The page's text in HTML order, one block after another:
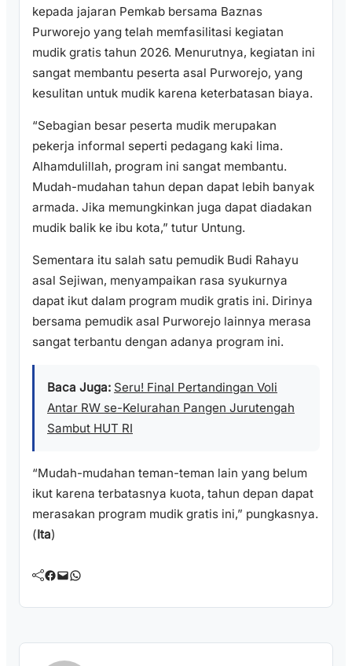
kepada jajaran Pemkab bersama Baznas
Purworejo yang telah memfasilitasi kegiatan
mudik gratis tahun 2026. Menurutnya, kegiatan ini
sangat membantu peserta asal Purworejo, yang
kesulitan untuk mudik karena keterbatasan biaya.
“Sebagian besar peserta mudik merupakan
pekerja informal seperti pedagang kaki lima.
Alhamdulillah, program ini sangat membantu.
Mudah-mudahan tahun depan dapat lebih banyak
armada. Jika memungkinkan juga dapat diadakan
mudik balik ke ibu kota,” tutur Untung.
Sementara itu salah satu pemudik Budi Rahayu
asal Sejiwan, menyampaikan rasa syukurnya
dapat ikut dalam program mudik gratis ini. Dirinya
bersama pemudik asal Purworejo lainnya merasa
sangat terbantu dengan adanya program ini.
Baca Juga: Seru! Final Pertandingan Voli
Antar RW se-Kelurahan Pangen Jurutengah
Sambut HUT RI
“Mudah-mudahan teman-teman lain yang belum
ikut karena terbatasnya kuota, tahun depan dapat
merasakan program mudik gratis ini,” pungkasnya.
(Ita)
Facebook Mail WhatsApp